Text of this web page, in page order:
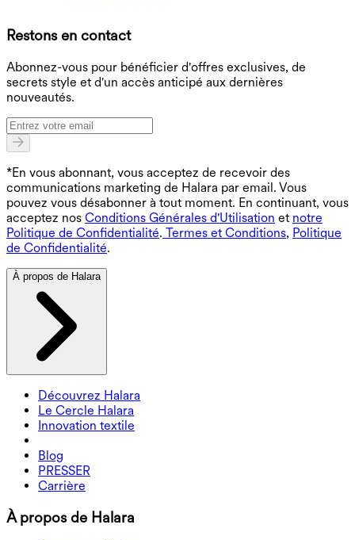
Restons en contact
Abonnez-vous pour bénéficier d'offres exclusives, de
secrets style et d'un accès anticipé aux dernières
nouveautés.
*En vous abonnant, vous acceptez de recevoir des
communications marketing de Halara par email. Vous
pouvez vous désabonner à tout moment. En continuant, vous
acceptez nos Conditions Générales d'Utilisation et notre
Politique de Confidentialité. Termes et Conditions, Politique
de Confidentialité.
À propos de Halara
Découvrez Halara
Le Cercle Halara
Innovation textile
Blog
PRESSER
Carrière
À propos de Halara